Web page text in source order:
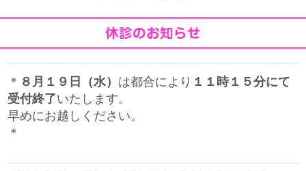
休診のお知らせ
＊ ８月１９日（水） は都合により １１時１５分にて
受付終了いたします。
早めにお越しください。
＊